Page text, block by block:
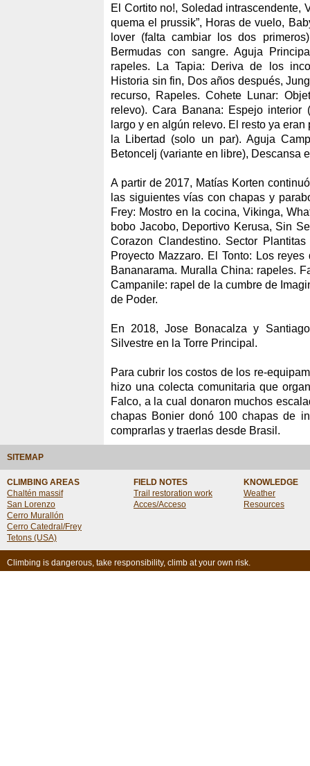
El Cortito no!, Soledad intrascendente,
quema el prussik”, Horas de vuelo,
lover (falta cambiar los dos
Bermudas con sangre. Aguja
rapeles. La Tapia: Deriva de los
Historia sin fin, Dos años después,
recurso, Rapeles. Cohete Lunar:
relevo). Cara Banana: Espejo
largo y en algún relevo. El resto ya
la Libertad (solo un par). Aguja
Betoncelj (variante en libre), Descansa
A partir de 2017, Matías Korten
las siguientes vías con chapas y
Frey: Mostro en la cocina, Vikinga,
bobo Jacobo, Deportivo Kerusa, Sin
Corazon Clandestino. Sector
Proyecto Mazzaro. El Tonto: Los
Bananarama. Muralla China: rapeles.
Campanile: rapel de la cumbre de
de Poder.
En 2018, Jose Bonacalza y
Silvestre en la Torre Principal.
Para cubrir los costos de los re-
hizo una colecta comunitaria que
Falco, a la cual donaron muchos
chapas Bonier donó 100 chapas de
comprarlas y traerlas desde Brasil.
SITEMAP
CLIMBING AREAS
Chaltén massif
San Lorenzo
Cerro Murallón
Cerro Catedral/Frey
Tetons (USA)
FIELD NOTES
Trail restoration work
Acces/Acceso
KNOWLEDGE
Weather
Resources
Climbing is dangerous, take responsibility, climb at your own risk.